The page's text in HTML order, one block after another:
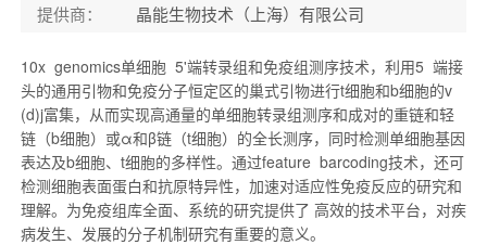
提供商：
晶能生物技术（上海）有限公司
10x genomics单细胞 5'端转录组和免疫组测序技术，利用5 端接
头的通用引物和免疫分子恒定区的巢式引物进行t细胞和b细胞的v
(d)j富集，从而实现高通量的单细胞转录组测序和成对的重链和轻
链（b细胞）或α和β链（t细胞）的全长测序，同时检测单细胞基因
表达及b细胞、t细胞的多样性。通过feature barcoding技术，还可
检测细胞表面蛋白和抗原特异性，加速对适应性免疫反应的研究和
理解。为免疫组库全面、系统的研究提供了 高效的技术平台，对疾
病发生、发展的分子机制研究有重要的意义。